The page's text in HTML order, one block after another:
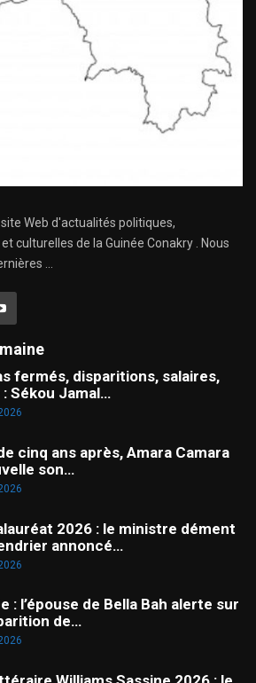
Web d'actualités politiques,
culturelles de la Guinée Conakry . Nous
...
fermés, disparitions, salaires,
Sékou Jamal…
cinq ans après, Amara Camara
son…
2026 : le ministre dément
annoncé…
: l’épouse de Bella Bah alerte sur
de…